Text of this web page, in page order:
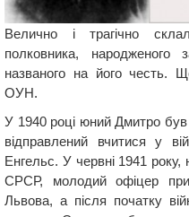
Велично і трагічно
полковника,
названого на його честь.
ОУН.
У 1940 році юний Дмитро був
відправлений вчитися у
Енгельс. У червні 1941
СРСР, молодий офіцер
Львова, а після початку